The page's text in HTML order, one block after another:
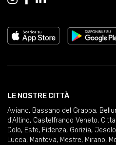
LE NOSTRE CITTÀ
Aviano, Bassano del Grappa,
d'Altino, Castelfranco Veneto,
Dolo, Este, Fidenza, Gorizia, Jesolo
Lucca, Mantova, Mestre, Mirano,